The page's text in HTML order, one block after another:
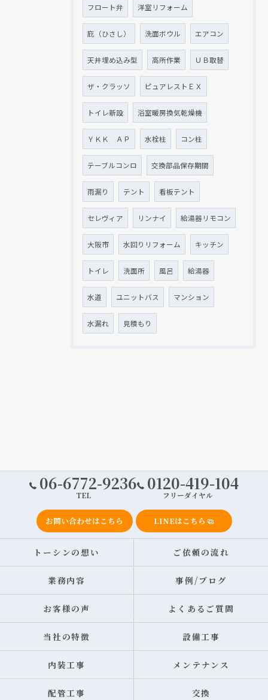
フロート弁 洋室リフォーム
庇（ひさし） 洗面ボウル エアコン
天井埋め込み型 高所作業 ＵＢ取替
ザ・クラッソ ピュアレストＥＸ
トイレ新設 浴室暖房換気乾燥機
ＹＫＫ ＡＰ 水栓柱 コン柱
テーブルコンロ 交換部品保存期間
雨漏り テント 看板テント
セレヴィア リンナイ 給湯器リモコン
大阪市 水回りリフォーム キッチン
トイレ 洗面所 風呂 給湯器
水道 ユニットバス マンション
水漏れ 見積もり
06-6772-9236
TEL
0120-419-104
フリーダイヤル
お問い合わせはこちら LINEはこちら
トーシンの想い ご依頼の流れ
業務内容 事例/ブログ
お客様の声 よくあるご質問
当社の特徴 設備工事
内装工事 メンテナンス
配管工事 交換